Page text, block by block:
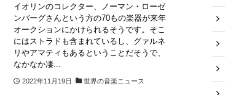
イオリンのコレクター、ノーマン・ローゼ
ンバーグさんという方の70もの楽器が来年
オークションにかけられるそうです。そこ
にはストラドも含まれているし、グァルネ
リやアマティもあるということだそうで、
なかなか凄...
2022年11月19日 世界の音楽ニュース